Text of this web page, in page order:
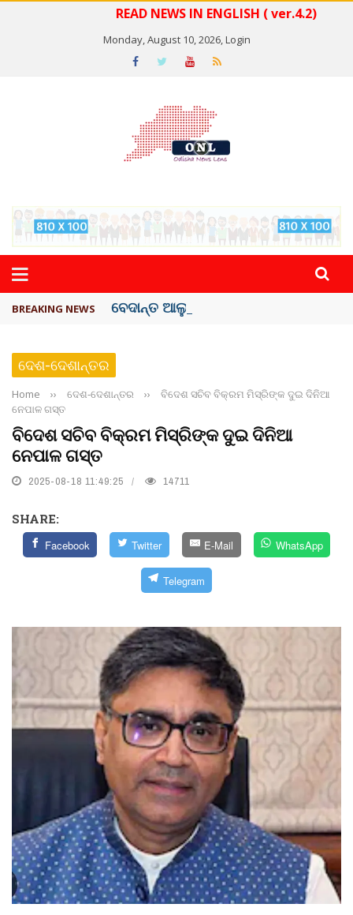
READ NEWS IN ENGLISH ( ver.4.2)
Monday, August 10, 2026,Login
BREAKING NEWS ବେଦାନ୍ତ ଆଲୁମିନିୟର ପ୍ରକଳ୍ପ ସଙ୍ଗମ ...
ଦେଶ-ଦେଶାନ୍ତର
Home ›› ଦେଶ-ଦେଶାନ୍ତର ››
ବିଦେଶ ସଚିବ ବିକ୍ରମ ମିସ୍ରିଙ୍କ ଦୁଇ ଦିନିଆ
ନେପାଳ ଗସ୍ତ
ବିଦେଶ ସଚିବ ବିକ୍ରମ ମିସ୍ରିଙ୍କ ଦୁଇ ଦିନିଆ
ନେପାଳ ଗସ୍ତ
2025-08-18 11:49:25 14711
SHARE:
Facebook Twitter E-Mail WhatsApp
Telegram